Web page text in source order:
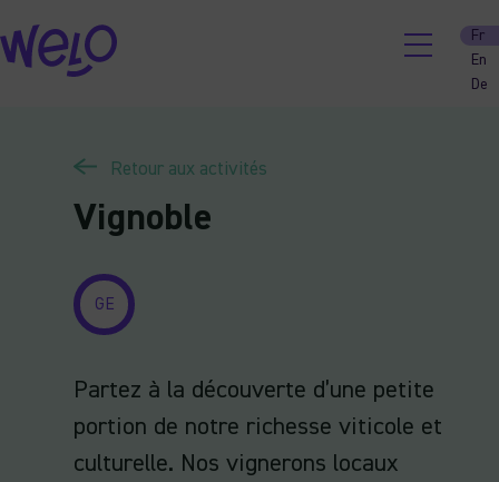
Skip
to
content
Fr
En
De
Retour aux activités
Vignoble
GE
Partez à la découverte d’une petite
portion de notre richesse viticole et
culturelle. Nos vignerons locaux